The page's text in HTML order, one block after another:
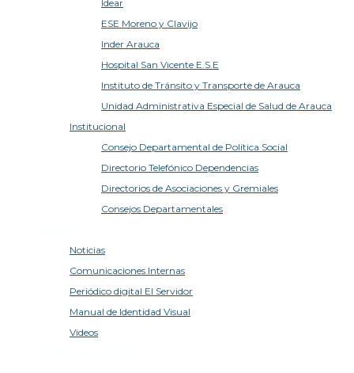
Idear
ESE Moreno y Clavijo
Inder Arauca
Hospital San Vicente E.S.E
Instituto de Tránsito y Transporte de Arauca
Unidad Administrativa Especial de Salud de Arauca
Institucional
Consejo Departamental de Política Social
Directorio Telefónico Dependencias
Directorios de Asociaciones y Gremiales
Consejos Departamentales
Noticias
Comunicaciones Internas
Periódico digital El Servidor
Manual de Identidad Visual
Videos